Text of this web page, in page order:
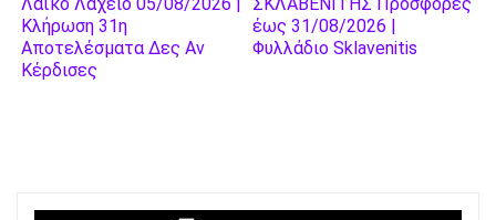
Κλήρωση 31η
Αποτελέσματα Δες Αν
Κέρδισες
έως 31/08/2026 |
Φυλλάδιο Sklavenitis